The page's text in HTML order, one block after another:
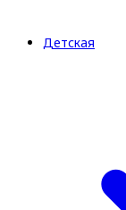
Детская